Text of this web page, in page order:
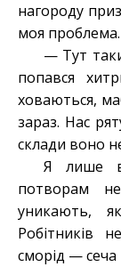
нагороду
моя проблема.
— Тут
попався
ховаються,
зараз. Нас
склади воно
Я лише
потворам
уникають,
Робітників
сморід — сеча